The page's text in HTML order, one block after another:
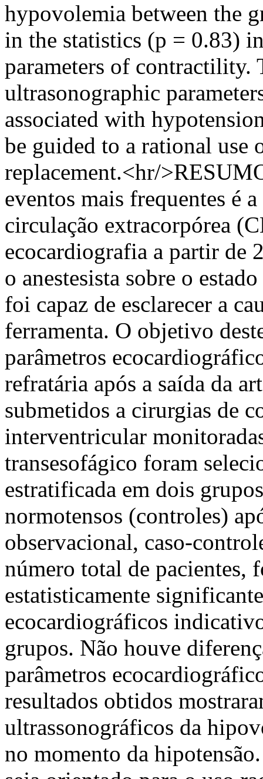
hypovolemia between the
in the statistics (p = 0.83)
parameters of contractility.
ultrasonographic
associated with
be guided to a rational
replacement.<hr/
eventos mais frequentes é
circulação extracorpórea
ecocardiografia a partir de
o anestesista sobre o
foi capaz de esclarecer a
ferramenta. O objetivo
parâmetros
refratária após a saída da
submetidos a cirurgias de
interventricular
transesofágico foram
estratificada em dois
normotensos (controles)
observacional, caso-
número total de pacientes,
estatisticamente
ecocardiográficos
grupos. Não houve
parâmetros
resultados obtidos
ultrassonográficos da
no momento da